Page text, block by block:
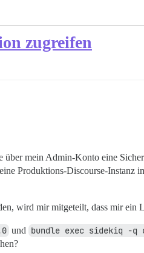
zugreifen
mein Admin-Konto eine
Produktions-Discourse-
wird mir mitgeteilt, dass mir
und bundle exec sidekiq